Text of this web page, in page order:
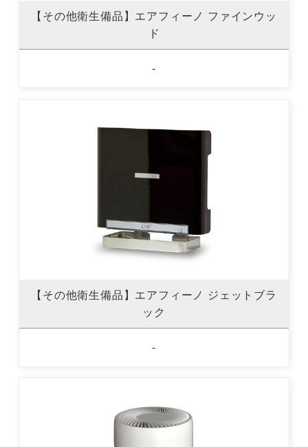
【その他衛生備品】エアフィーノ ファインウッ
ド
-
【その他衛生備品】エアフィーノ ジェットブラ
ック
-